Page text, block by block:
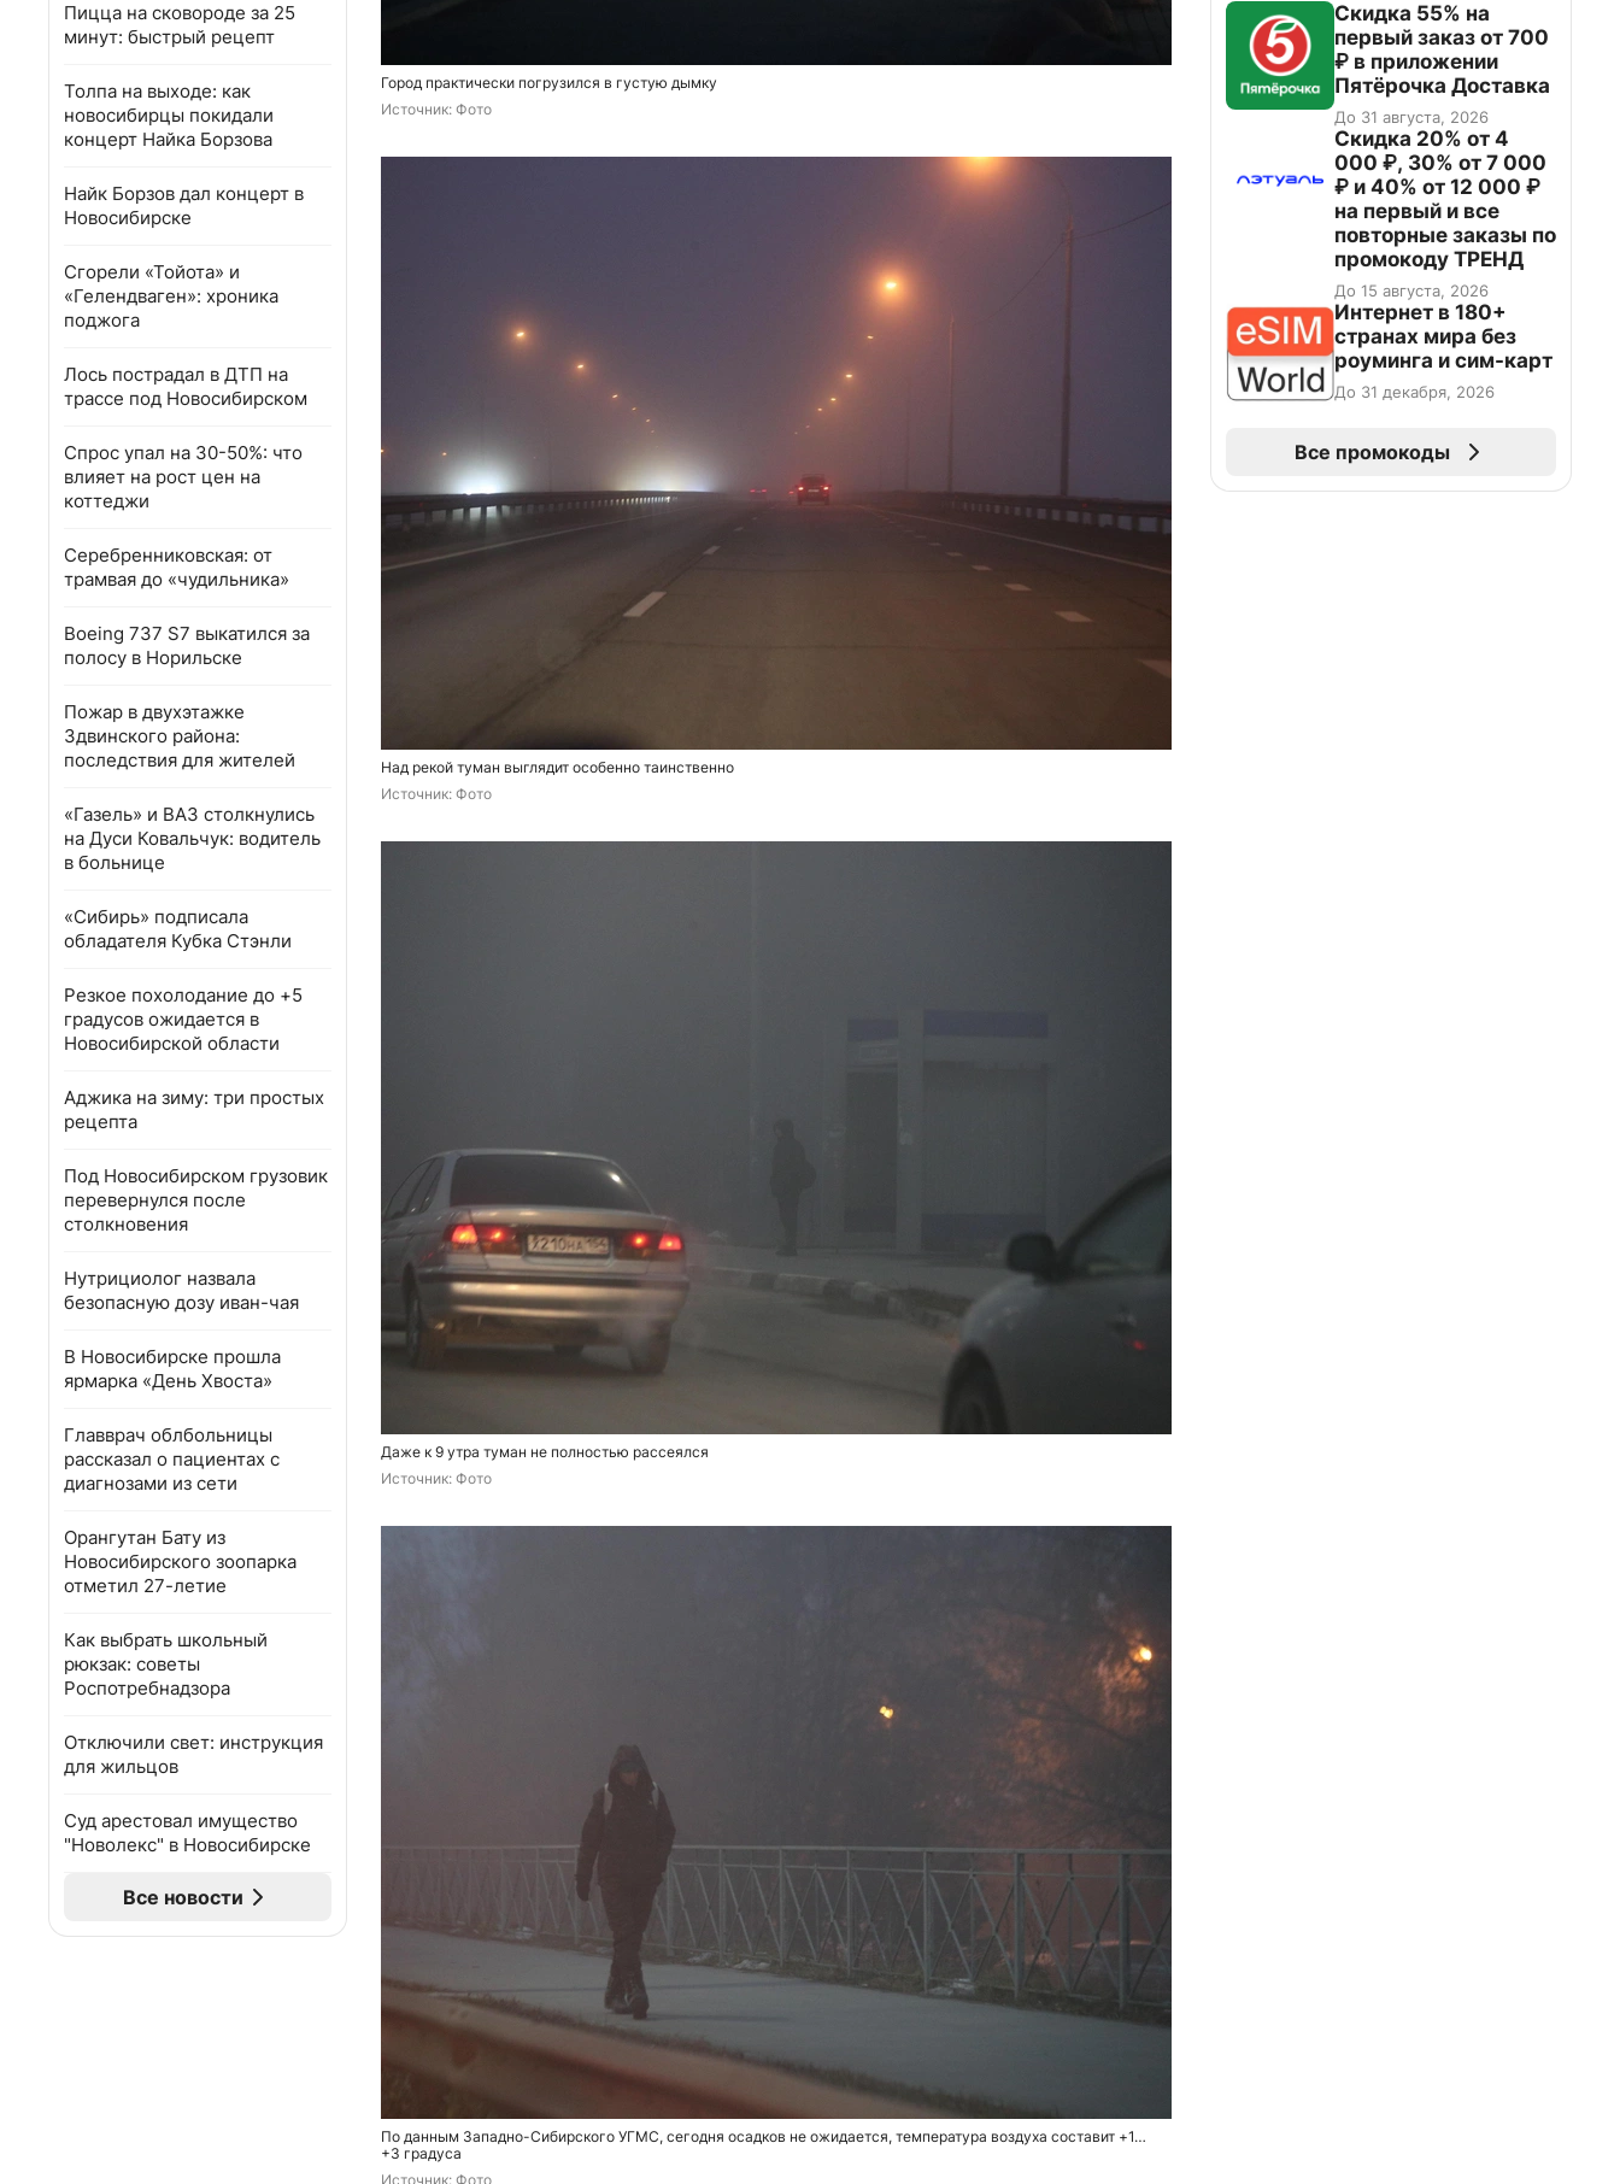
Пицца на сковороде за 25
минут: быстрый рецепт
Толпа на выходе: как
новосибирцы покидали
концерт Найка Борзова
Найк Борзов дал концерт в
Новосибирске
Сгорели «Тойота» и
«Гелендваген»: хроника
поджога
Лось пострадал в ДТП на
трассе под Новосибирском
Спрос упал на 30-50%: что
влияет на рост цен на
коттеджи
Серебренниковская: от
трамвая до «чудильника»
Boeing 737 S7 выкатился за
полосу в Норильске
Пожар в двухэтажке
Здвинского района:
последствия для жителей
«Газель» и ВАЗ столкнулись
на Дуси Ковальчук: водитель
в больнице
«Сибирь» подписала
обладателя Кубка Стэнли
Резкое похолодание до +5
градусов ожидается в
Новосибирской области
Аджика на зиму: три простых
рецепта
Под Новосибирском грузовик
перевернулся после
столкновения
Нутрициолог назвала
безопасную дозу иван-чая
В Новосибирске прошла
ярмарка «День Хвоста»
Главврач облбольницы
рассказал о пациентах с
диагнозами из сети
Орангутан Бату из
Новосибирского зоопарка
отметил 27-летие
Как выбрать школьный
рюкзак: советы
Роспотребнадзора
Отключили свет: инструкция
для жильцов
Суд арестовал имущество
"Новолекс" в Новосибирске
Все новости
Город практически погрузился в густую дымку
Источник: Фото
Над рекой туман выглядит особенно таинственно
Источник: Фото
Даже к 9 утра туман не полностью рассеялся
Источник: Фото
По данным Западно-Сибирского УГМС, сегодня осадков не ожидается, температура воздуха составит +1…
+3 градуса
Источник: Фото
Скидка 55% на
первый заказ от 700
₽ в приложении
Пятёрочка Доставка
До 31 августа, 2026
Скидка 20% от 4
000 ₽, 30% от 7 000
₽ и 40% от 12 000 ₽
на первый и все
повторные заказы по
промокоду ТРЕНД
До 15 августа, 2026
Интернет в 180+
странах мира без
роуминга и сим-карт
До 31 декабря, 2026
Все промокоды